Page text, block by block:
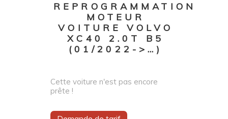
REPROGRAMMATION
MOTEUR
VOITURE VOLVO
XC40 2.0T B5
(01/2022->…)
Cette voiture n'est pas encore
prête !